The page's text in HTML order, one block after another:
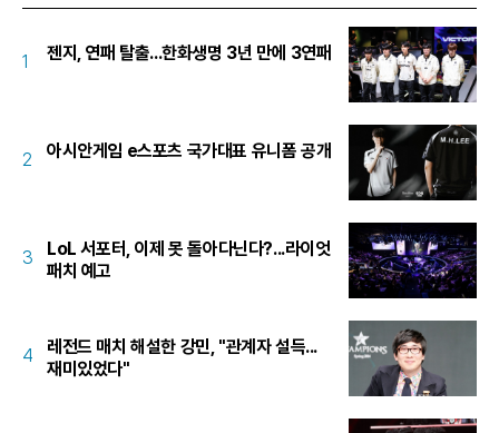
1 젠지, 연패 탈출...한화생명 3년 만에 3연패
2 아시안게임 e스포츠 국가대표 유니폼 공개
3
LoL 서포터, 이제 못 돌아다닌다?...라이엇
패치 예고
4
레전드 매치 해설한 강민, "관계자 설득...
재미있었다"